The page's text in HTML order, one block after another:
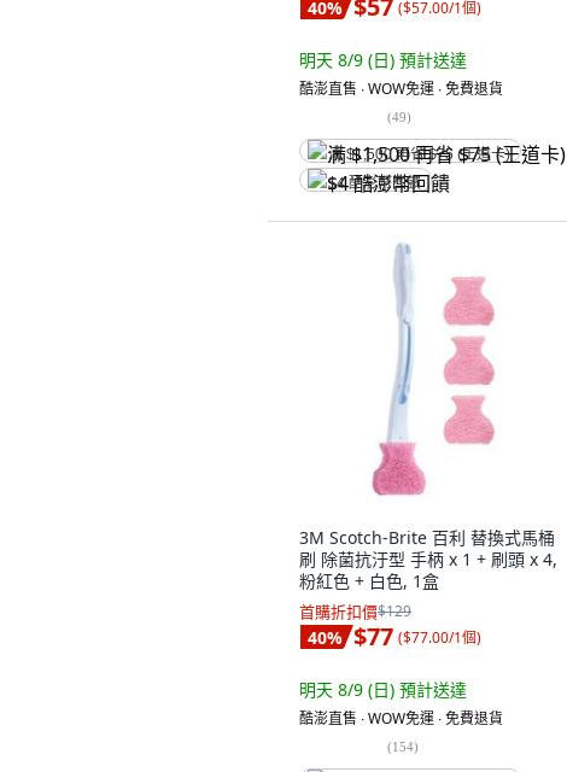
40% $57 ($57.00/1個)
明天 8/9 (日) 預計送達
酷澎直售 ∙ WOW免運 ∙ 免費退貨
(49)
满 $1,500 再省 $75 (王道卡)
$4 酷澎幣回饋
3M Scotch-Brite 百利 替換式馬桶
刷 除菌抗汙型 手柄 x 1 + 刷頭 x 4,
粉紅色 + 白色, 1盒
首購折扣價$129
40% $77 ($77.00/1個)
明天 8/9 (日) 預計送達
酷澎直售 ∙ WOW免運 ∙ 免費退貨
(154)